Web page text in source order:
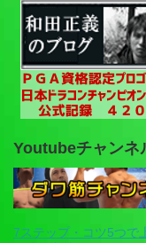
Youtubeチャンネ
7ステップ・コツ5つで